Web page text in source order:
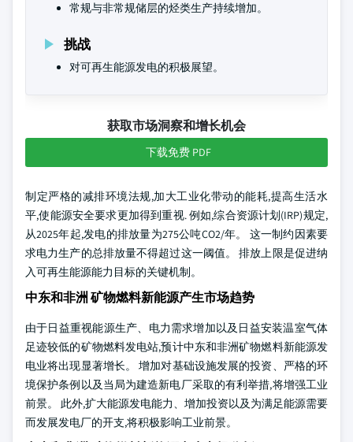
常规与非常规储层的烃类生产持续增加。
挑战
对可再生能源发电的积极展望。
获取市场洞察和增长机会
下载免费 PDF
制定严格的减排环境法规,加大工业化带动的能耗,提高生活水
平,使能源安全要求更加得到重视. 例如,综合资源计划(IRP)规定,
从2025年起,发电的排放量为275公吨CO2/年。 这一制约因素要
求电力生产的总排放量不得超过这一阈值。 排放上限是促进纳
入可再生能源能力目标的关键机制。
中东和非洲 矿物燃料新能源产生市场趋势
由于日益重视能源生产、电力需求增加以及日益安装温室气体
足迹较低的矿物燃料发电站,预计中东和非洲矿物燃料新能源发
电业将出现显著增长。 增加对基础设施发展的投资、严格的环
境保护条例以及当局为建造新电厂采取的有利举措,将增强工业
前景。 此外,扩大能源发电能力、增加投资以及为满足能源需要
而发展发电厂的开支,将积极影响工业前景。